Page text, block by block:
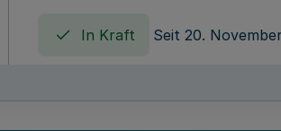
In Kraft Seit 20.